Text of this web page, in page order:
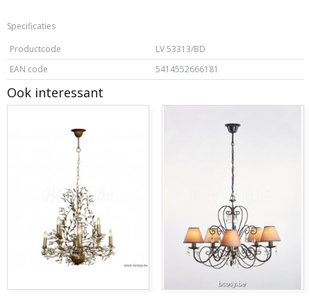
Specificaties
Productcode
LV 53313/BD
EAN code
5414552666181
Ook interessant